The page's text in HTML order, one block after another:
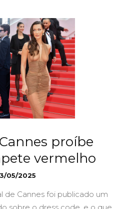
proíbe
vermelho
05/2025
de Cannes foi publicado um